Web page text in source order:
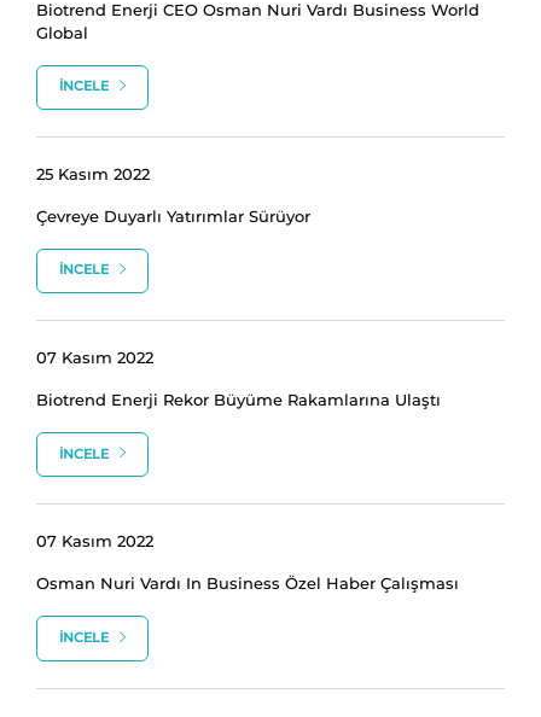
Biotrend Enerji CEO Osman Nuri Vardı Business World
Global
İNCELE
25 Kasım 2022
Çevreye Duyarlı Yatırımlar Sürüyor
İNCELE
07 Kasım 2022
Biotrend Enerji Rekor Büyüme Rakamlarına Ulaştı
İNCELE
07 Kasım 2022
Osman Nuri Vardı In Business Özel Haber Çalışması
İNCELE